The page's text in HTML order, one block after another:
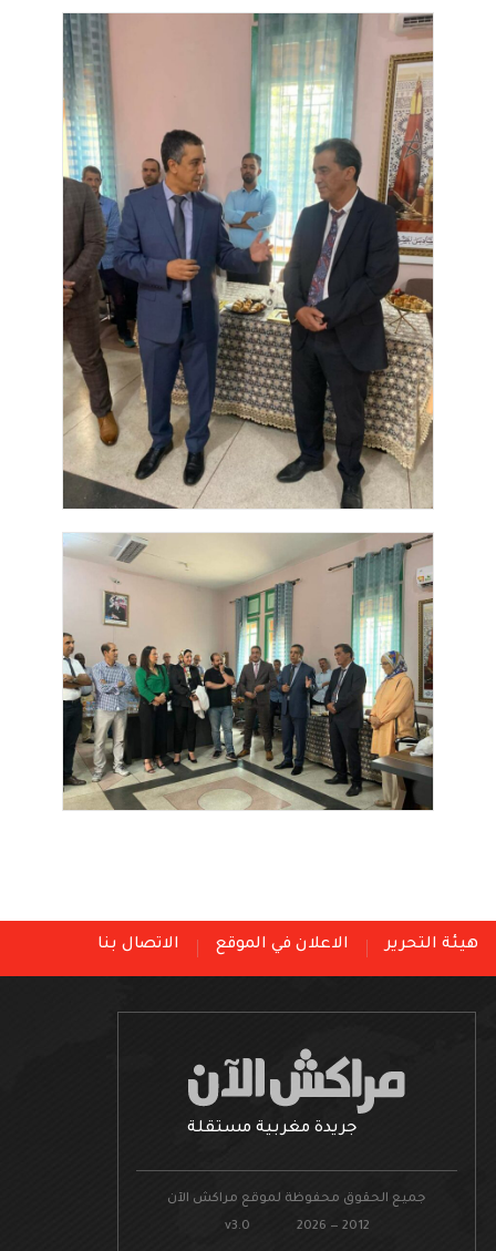
هيئة التحرير الاعلان في الموقع الاتصال بنا
جريدة مغربية مستقلة
جميع الحقوق محفوظة لموقع مراكش الآن
v3.0 2026 — 2012